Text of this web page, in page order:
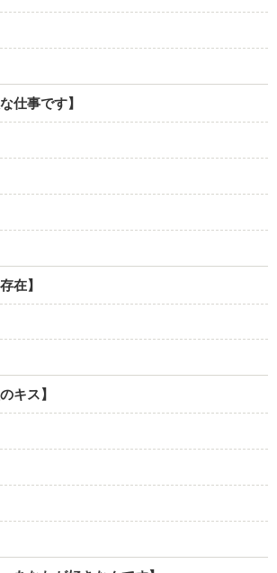
仕事です】
在】
キス】